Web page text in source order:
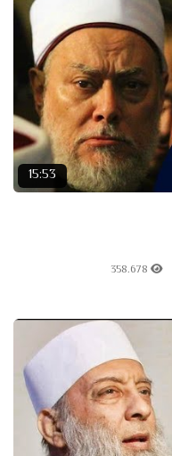
15:53
358.678